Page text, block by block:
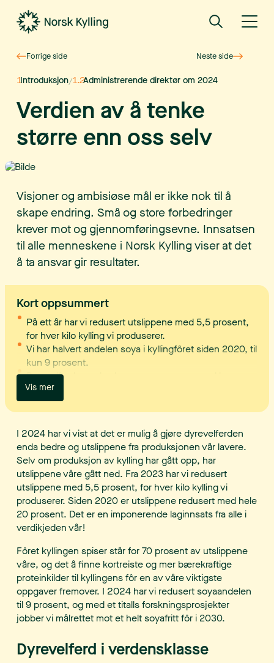
Forrige side Neste side
1Introduksjon/1.2Administrerende direktør om 2024
Verdien av å tenke
større enn oss selv
Visjoner og ambisiøse mål er ikke nok til å
skape endring. Små og store forbedringer
krever mot og gjennomføringsevne. Innsatsen
til alle menneskene i Norsk Kylling viser at det
å ta ansvar gir resultater.
Kort oppsummert
På ett år har vi redusert utslippene med 5,5 prosent,
for hver kilo kylling vi produserer.
Vi har halvert andelen soya i kyllingfôret siden 2020, til
kun 9 prosent.
Dyrevelferden er bedre enn noen gang, med lav
dødelighet og gode resultater i alle produksjonsledd.
Forsknings- og utviklingssamarbeid har redusert
matsvinn og gitt 700 000 flere middager.
Med halalsertifisering vil kylling med bedre dyrevelferd
bli tilgjengelig for flere.
Vis mer
I 2024 har vi vist at det er mulig å gjøre dyrevelferden
enda bedre og utslippene fra produksjonen vår lavere.
Selv om produksjon av kylling har gått opp, har
utslippene våre gått ned. Fra 2023 har vi redusert
utslippene med 5,5 prosent, for hver kilo kylling vi
produserer. Siden 2020 er utslippene redusert med hele
20 prosent. Det er en imponerende laginnsats fra alle i
verdikjeden vår!
Fôret kyllingen spiser står for 70 prosent av utslippene
våre, og det å finne kortreiste og mer bærekraftige
proteinkilder til kyllingens fôr en av våre viktigste
oppgaver fremover. I 2024 har vi redusert soyaandelen
til 9 prosent, og med et titalls forskningsprosjekter
jobber vi målrettet mot et helt soyafritt fôr i 2030.
Dyrevelferd i verdensklasse